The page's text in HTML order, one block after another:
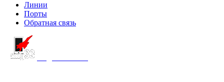
Линии
Порты
Обратная связь